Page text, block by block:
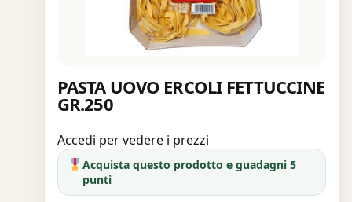
PASTA UOVO ERCOLI FETTUCCINE
GR.250
Accedi per vedere i prezzi
Acquista questo prodotto e guadagni 5
punti